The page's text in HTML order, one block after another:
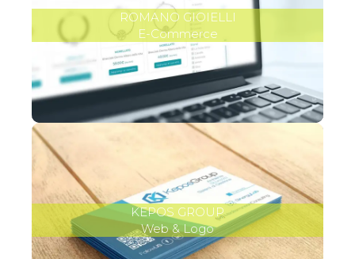
ROMANO GIOIELLI
E-Commerce
KEPOS GROUP
Web & Logo